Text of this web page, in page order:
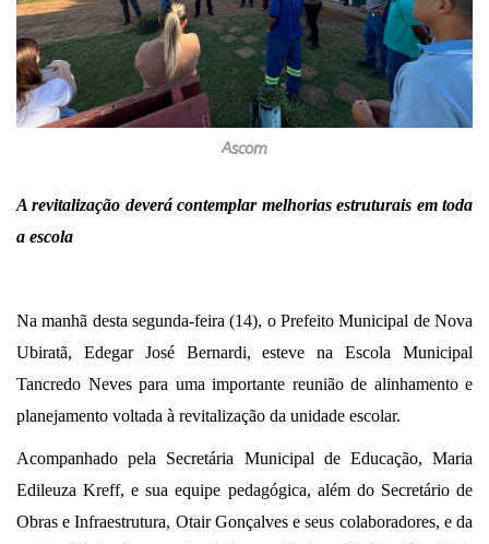
Ascom
A revitalização deverá contemplar melhorias estruturais em toda
a escola
Na manhã desta segunda-feira (14), o Prefeito Municipal de Nova
Ubiratã, Edegar José Bernardi, esteve na Escola Municipal
Tancredo Neves para uma importante reunião de alinhamento e
planejamento voltada à revitalização da unidade escolar.
Acompanhado pela Secretária Municipal de Educação, Maria
Edileuza Kreff, e sua equipe pedagógica, além do Secretário de
Obras e Infraestrutura, Otair Gonçalves e seus colaboradores, e da